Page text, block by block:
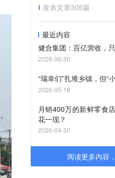
发表文章305篇
最近内容
健合集团：百亿营收，
2026-06-30
“瑞幸们”扎堆乡镇，但“
2026-05-18
月销400万的新鲜零食
花一现？
2026-04-30
阅读更多内容